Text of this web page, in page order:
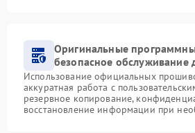
Оригинальные
безопасное обслуживание
Использование официальных
аккуратная работа с
резервное копирование,
восстановление информации при